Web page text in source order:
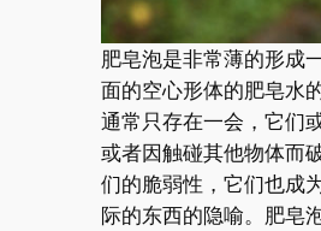
肥皂泡是非常薄的形成
面的空心形体的肥皂水
通常只存在一会，它们
或者因触碰其他物体而
们的脆弱性，它们也成
际的东西的隐喻。肥皂